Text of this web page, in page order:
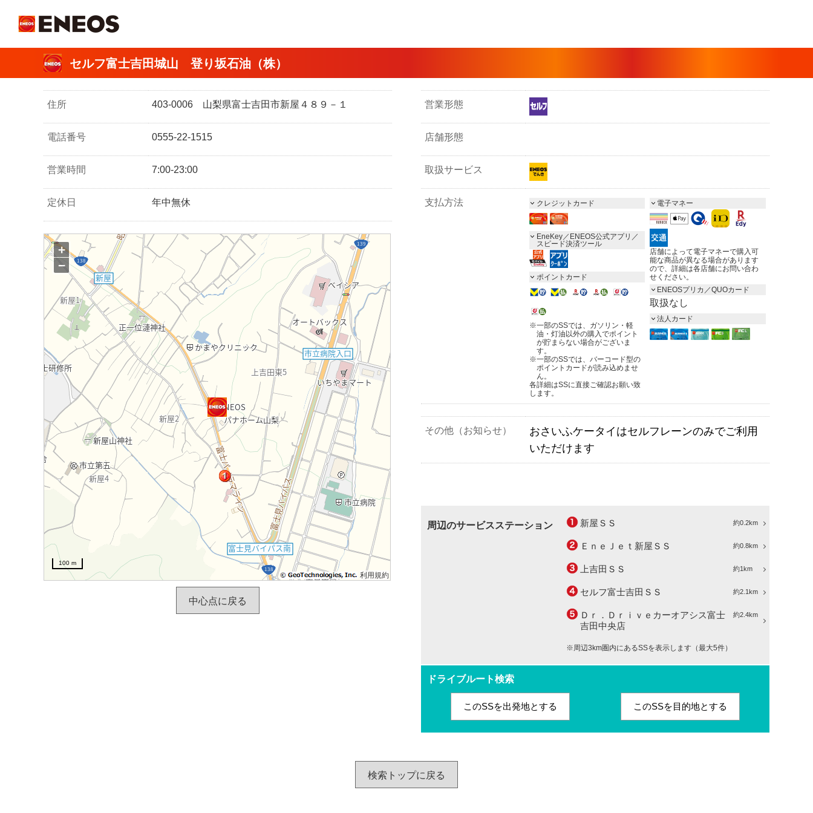
セルフ富士吉田城山 登り坂石油（株）
住所 403-0006 山梨県富士吉田市新屋４８９－１
電話番号 0555-22-1515
営業時間 7:00-23:00
定休日 年中無休
利用規約
+
−
100 m
中心点に戻る
営業形態
店舗形態
取扱サービス
支払方法 クレジットカード
EneKey／ENEOS公式アプリ／
スピード決済ツール
ポイントカード
※一部のSSでは、ガソリン・軽
油・灯油以外の購入でポイント
が貯まらない場合がございま
す。
※一部のSSでは、バーコード型の
ポイントカードが読み込めませ
ん。
各詳細はSSに直接ご確認お願い致
します。
電子マネー
店舗によって電子マネーで購入可
能な商品が異なる場合があります
ので、詳細は各店舗にお問い合わ
せください。
ENEOSプリカ／QUOカード
取扱なし
法人カード
その他（お知らせ）
おさいふケータイはセルフレーンのみでご利用
いただけます
周辺のサービスステーション 約0.2km
新屋ＳＳ
約0.8km
ＥｎｅＪｅｔ新屋ＳＳ
約1km
上吉田ＳＳ
約2.1km
セルフ富士吉田ＳＳ
約2.4km
Ｄｒ．Ｄｒｉｖｅカーオアシス富士
吉田中央店
※周辺3km圏内にあるSSを表示します（最大5件）
ドライブルート検索
このSSを出発地とする このSSを目的地とする
検索トップに戻る